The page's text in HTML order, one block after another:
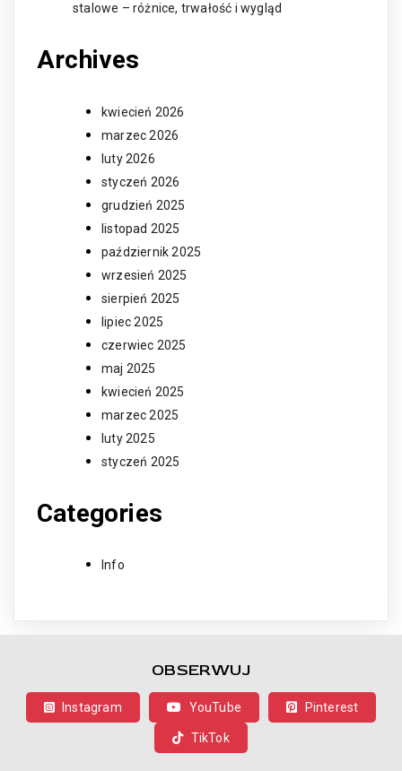
stalowe – różnice, trwałość i wygląd
Archives
kwiecień 2026
marzec 2026
luty 2026
styczeń 2026
grudzień 2025
listopad 2025
październik 2025
wrzesień 2025
sierpień 2025
lipiec 2025
czerwiec 2025
maj 2025
kwiecień 2025
marzec 2025
luty 2025
styczeń 2025
Categories
Info
OBSERWUJ
Instagram YouTube Pinterest
TikTok